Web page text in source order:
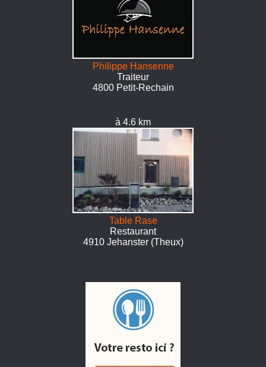
Philippe Hansenne
Traiteur
4800 Petit-Rechain
à 4.6 km
Table Rase
Restaurant
4910 Jehanster (Theux)